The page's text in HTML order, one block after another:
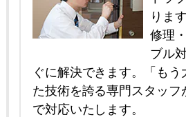
りま
修理
ブル
ぐに解決できます。「もう
た技術を誇る専門スタッフ
で対応いたします。